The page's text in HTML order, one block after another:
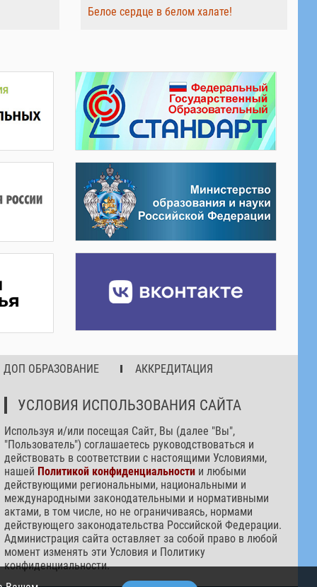
Белое сердце в белом халате!
ДОП ОБРАЗОВАНИЕ АККРЕДИТАЦИЯ
УСЛОВИЯ ИСПОЛЬЗОВАНИЯ САЙТА
Используя и/или посещая Сайт, Вы (далее "Вы",
"Пользователь") соглашаетесь руководствоваться и
действовать в соответствии с настоящими Условиями,
нашей Политикой конфиденциальности и любыми
действующими региональными, национальными и
международными законодательными и нормативными
актами, в том числе, но не ограничиваясь, нормами
действующего законодательства Российской Федерации.
Администрация сайта оставляет за собой право в любой
момент изменять эти Условия и Политику
конфиденциальности.